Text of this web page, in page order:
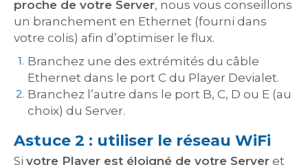
proche de votre Server, nous vous conseillons
un branchement en Ethernet (fourni dans
votre colis) afin d’optimiser le flux.
Branchez une des extrémités du câble
Ethernet dans le port C du Player Devialet.
Branchez l’autre dans le port B, C, D ou E (au
choix) du Server.
Astuce 2 : utiliser le réseau WiFi
Si votre Player est éloigné de votre Server et